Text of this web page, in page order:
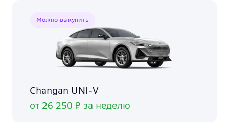
Можно выкупить
Changan UNI-V
от 26 250 ₽ за неделю